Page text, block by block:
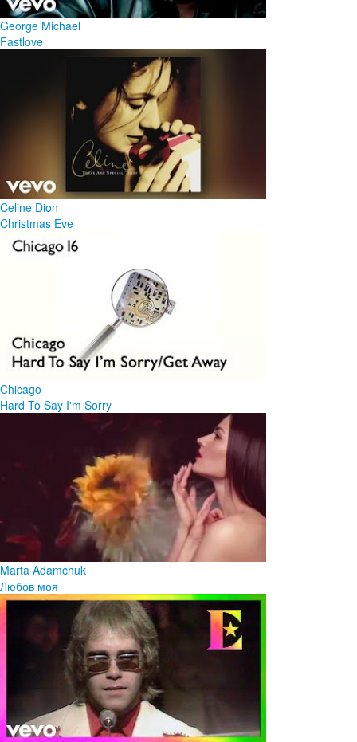
George Michael
Fastlove
Celine Dion
Christmas Eve
Chicago
Hard To Say I'm Sorry
Marta Adamchuk
Любов моя